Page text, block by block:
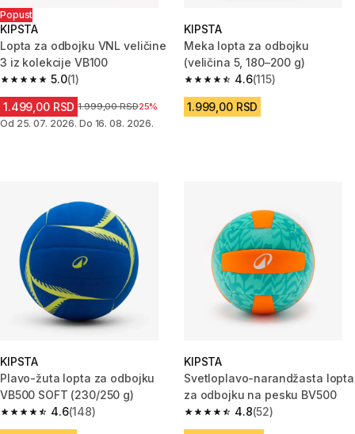
Popust
KIPSTA
Lopta za odbojku VNL veličine
3 iz kolekcije VB100
5.0
5.0 od 5 zvezdica from 1 Recenzije
(1)
1.499,00 RSD Cena pre sniženja
1.999,00 RSD25%
Od 25. 07. 2026. Do 16. 08. 2026.
KIPSTA
Meka lopta za odbojku
(veličina 5, 180–200 g)
4.6
4.6 od 5 zvezdica from 115
(115)
1.999,00 RSD
KIPSTA
Plavo-žuta lopta za odbojku
VB500 SOFT (230/250 g)
4.6
4.6 od 5 zvezdica from 148 Recenzije
(148)
KIPSTA
Svetloplavo-narandžasta lopta
za odbojku na pesku BV500
4.8
4.8 od 5 zvezdica from 52
(52)